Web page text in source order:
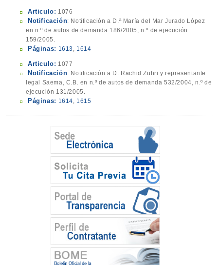
Articulo: 1076
Notificación: Notificación a D.ª María del Mar Jurado López
en n.º de autos de demanda 186/2005, n.º de ejecución
159/2005.
Páginas: 1613 , 1614
Articulo: 1077
Notificación: Notificación a D. Rachid Zuhri y representante
legal Saema, C.B. en n.º de autos de demanda 532/2004, n.º de
ejecución 131/2005.
Páginas: 1614, 1615